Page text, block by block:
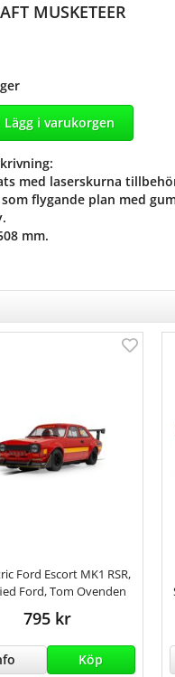
MUSKETEER
Lägg i varukorgen
med laserskurna
som flygande plan med
mm.
Ford Escort MK1 RSR,
Ford, Tom Ovenden
795 kr
Köp